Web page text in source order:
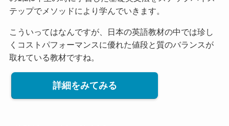
テップでメソッドにより学んでいきます。
こういってはなんですが、日本の英語教材の中では珍し
くコストパフォーマンスに優れた値段と質のバランスが
取れている教材ですね。
詳細をみてみる